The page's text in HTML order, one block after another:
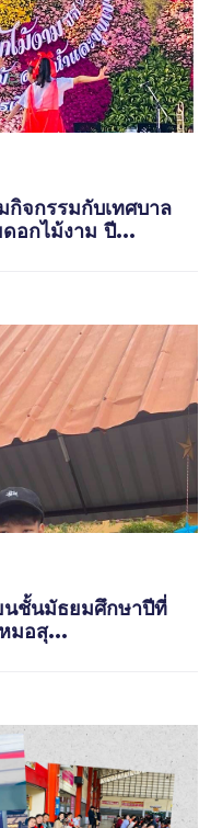
กิจกรรมกับเทศบาล
ดอกไม้งาม ปี...
นชั้นมัธยมศึกษาปีที่
มอสุ...